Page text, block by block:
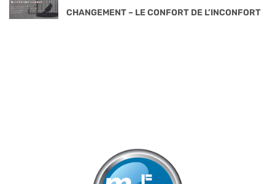
CHANGEMENT – LE CONFORT DE L’INCONFORT